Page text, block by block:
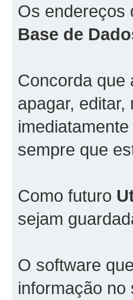
Os endereços
Base de
Concorda que
apagar,
sempre que
Como futuro
sejam
O software
informação